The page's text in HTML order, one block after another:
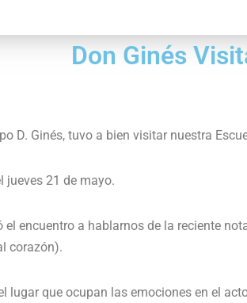
Don Ginés
D. Ginés, tuvo a bien visitar nuestra
jueves 21 de mayo.
el encuentro a hablarnos de la reciente
corazón).
lugar que ocupan las emociones en el